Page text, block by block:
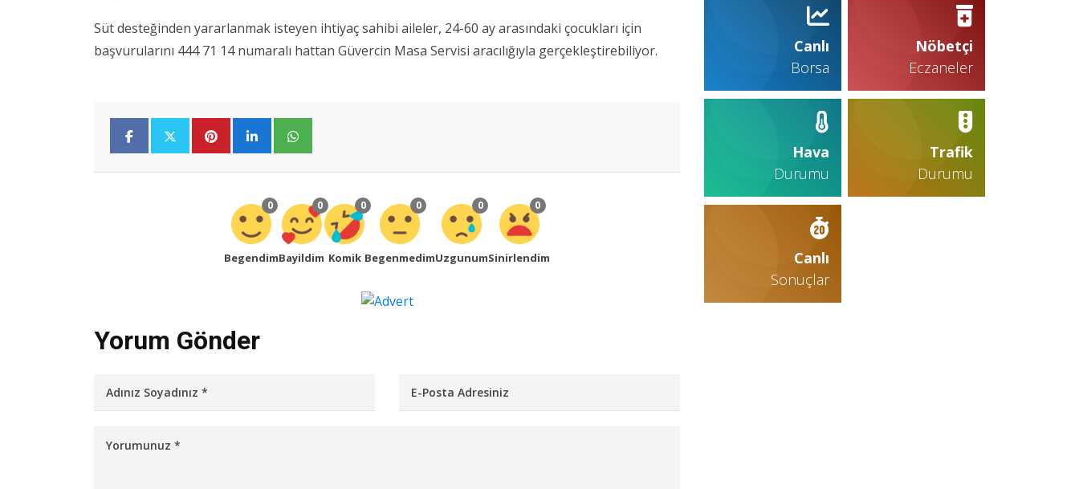
Süt desteğinden yararlanmak isteyen ihtiyaç sahibi aileler, 24-60 ay arasındaki çocukları için
başvurularını 444 71 14 numaralı hattan Güvercin Masa Servisi aracılığıyla gerçekleştirebiliyor.
0
Begendim
0
Bayildim
0
Komik
0
Begenmedim
0
Uzgunum
0
Sinirlendim
Yorum Gönder
Canlı
Borsa
Nöbetçi
Eczaneler
Hava
Durumu
Trafik
Durumu
Canlı
Sonuçlar